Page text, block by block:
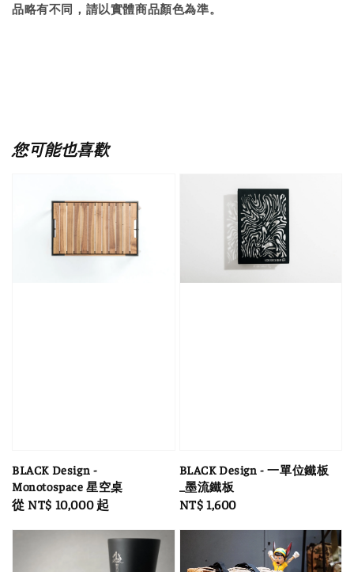
品略有不同，請以實體商品顏色為準。
您可能也喜歡
BLACK Design -
Monotospace 星空桌
Regular
從 NT$ 10,000起
BLACK Design - 一單位鐵板
_墨流鐵板
Regular
NT$ 1,600